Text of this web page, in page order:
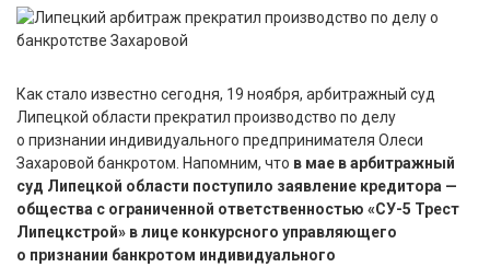
Как стало известно сегодня, 19 ноября, арбитражный суд
Липецкой области прекратил производство по делу
о признании индивидуального предпринимателя Олеси
Захаровой банкротом. Напомним, что в мае в арбитражный
суд Липецкой области поступило заявление кредитора —
общества с ограниченной ответственностью «СУ-5 Трест
Липецкстрой» в лице конкурсного управляющего
о признании банкротом индивидуального